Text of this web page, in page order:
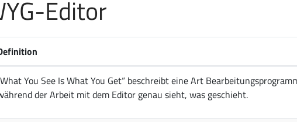
Editor
You See Is What You Get“ beschreibt eine Art
der Arbeit mit dem Editor genau sieht, was geschieht.